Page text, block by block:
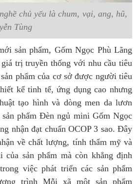
chủ yếu là chum, vại, ang, hũ,
Tùng
sản phẩm, Gốm Ngọc Phù Lãng
trị truyền thống với nhu cầu tiêu
phẩm của cơ sở được người tiêu
kế tinh tế, ứng dụng cao nhưng
tạo hình và dòng men da lươn
phẩm Đèn ngủ mini Gốm Ngọc
nhận đạt chuẩn OCOP 3 sao. Đây
về chất lượng, tính thẩm mỹ và
của sản phẩm mà còn khẳng định
việc phát triển các sản phẩm
trình Mỗi xã một sản phẩm